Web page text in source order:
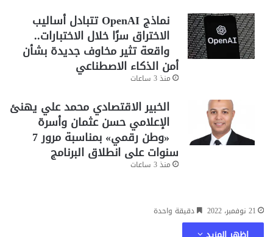
نماذج OpenAI تتبادل أساليب
الاختراق سرًا خلال الاختبارات..
واقعة تثير مخاوف جديدة بشأن
أمن الذكاء الاصطناعي
منذ 3 ساعات
الخبير الاقتصادي محمد علي يهنئ
الإعلامي حسن عثمان وأسرة
«وطن رقمي» بمناسبة مرور 7
سنوات على انطلاق البرنامج
منذ 3 ساعات
21 نوفمبر، 2022 دقيقة واحدة